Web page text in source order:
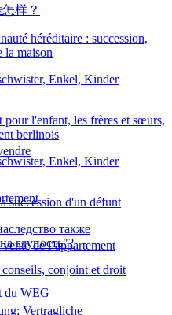
de l’appartement
du WEG
héréditaire : succession,
la maison
pour l'enfant, les frères et sœurs,
berlinois
succession d'un défunt
conjoint et droit